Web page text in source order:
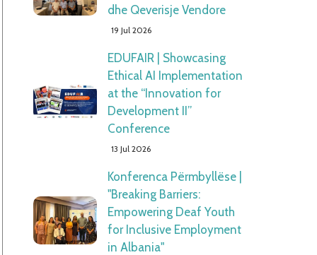
dhe Qeverisje Vendore
19 Jul 2026
EDUFAIR | Showcasing
Ethical AI Implementation
at the “Innovation for
Development II”
Conference
13 Jul 2026
Konferenca Përmbyllëse |
"Breaking Barriers:
Empowering Deaf Youth
for Inclusive Employment
in Albania"